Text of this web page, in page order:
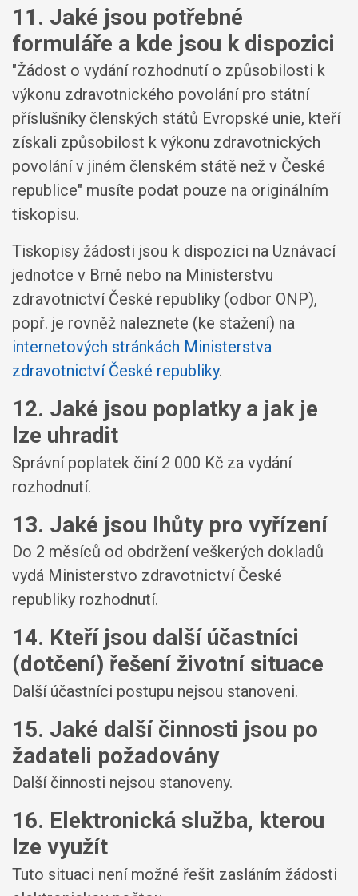
11. Jaké jsou potřebné
formuláře a kde jsou k dispozici
"Žádost o vydání rozhodnutí o způsobilosti k
výkonu zdravotnického povolání pro státní
příslušníky členských států Evropské unie, kteří
získali způsobilost k výkonu zdravotnických
povolání v jiném členském státě než v České
republice" musíte podat pouze na originálním
tiskopisu.
Tiskopisy žádosti jsou k dispozici na Uznávací
jednotce v Brně nebo na Ministerstvu
zdravotnictví České republiky (odbor ONP),
popř. je rovněž naleznete (ke stažení) na
internetových stránkách Ministerstva
zdravotnictví České republiky.
12. Jaké jsou poplatky a jak je
lze uhradit
Správní poplatek činí 2 000 Kč za vydání
rozhodnutí.
13. Jaké jsou lhůty pro vyřízení
Do 2 měsíců od obdržení veškerých dokladů
vydá Ministerstvo zdravotnictví České
republiky rozhodnutí.
14. Kteří jsou další účastníci
(dotčení) řešení životní situace
Další účastníci postupu nejsou stanoveni.
15. Jaké další činnosti jsou po
žadateli požadovány
Další činnosti nejsou stanoveny.
16. Elektronická služba, kterou
lze využít
Tuto situaci není možné řešit zasláním žádosti